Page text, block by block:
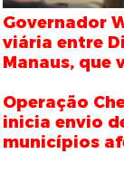
Governador
viária entre
Manaus, que
Operação
inicia envio
municípios